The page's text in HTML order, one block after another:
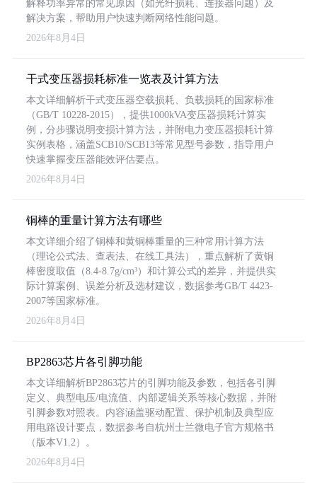
解释功率异常的常见原因（如光纤损耗、连接器问题）及
解决方案，帮助用户快速判断网络性能问题。
2026年8月4日
干式变压器损耗标准一览表及计算方法
本文详细解析干式变压器空载损耗、负载损耗的国家标准
（GB/T 10228-2015），提供1000kVA变压器损耗计算实
例，分步骤说明变损计算方法，并附电力变压器损耗计算
实例表格，涵盖SCB10/SCB13等常见型号参数，指导用户
快速掌握变压器能效评估要点。
2026年8月4日
铜棒的重量计算方法有哪些
本文详细介绍了铜棒和黄铜棒重量的三种常用计算方法
（理论公式法、查表法、在线工具法），重点解析了黄铜
棒密度取值（8.4-8.7g/cm³）和计算公式的差异，并提供实
际计算案例、误差分析及选材建议，数据参考GB/T 4423-
2007等国家标准。
2026年8月4日
BP2863芯片各引脚功能
本文详细解析BP2863芯片的引脚功能及参数，包括各引脚
定义、典型电压/电流值、内部逻辑关系等核心数据，并附
引脚参数对照表。内容涵盖驱动配置、保护机制及典型应
用电路设计要点，数据参考自杭州士兰微电子官方规格书
（版本V1.2）。
2026年8月4日